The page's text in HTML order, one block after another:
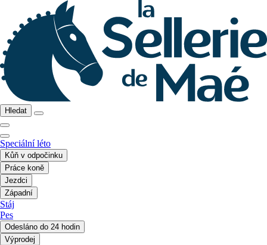
Hledat
Speciální léto
Kůň v odpočinku
Práce koně
Jezdci
Západní
Stáj
Pes
Odesláno do 24 hodin
Výprodej